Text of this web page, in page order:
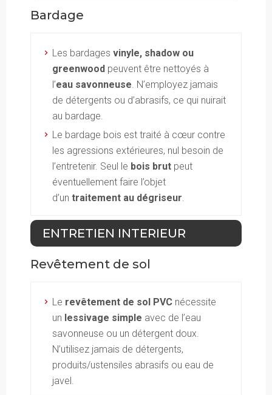
Bardage
Les bardages vinyle, shadow ou
greenwood peuvent être nettoyés à
l’eau savonneuse . N’employez jamais
de détergents ou d’abrasifs, ce qui nuirait
au bardage.
Le bardage bois est traité à cœur contre
les agressions extérieures, nul besoin de
l’entretenir. Seul le bois brut peut
éventuellement faire l’objet
d’un traitement au dégriseur
ENTRETIEN INTERIEUR
Revêtement de sol
Le revêtement de sol PVC nécessite
un lessivage simple avec de l’eau
savonneuse ou un détergent doux.
N’utilisez jamais de détergents,
produits/ustensiles abrasifs ou eau de
javel.